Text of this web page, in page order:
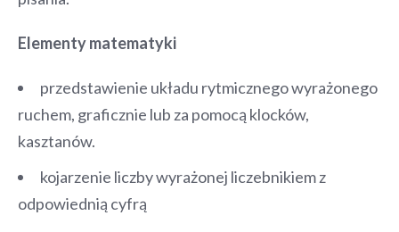
Elementy matematyki
przedstawienie układu rytmicznego wyrażonego
ruchem, graficznie lub za pomocą klocków,
kasztanów.
kojarzenie liczby wyrażonej liczebnikiem z
odpowiednią cyfrą